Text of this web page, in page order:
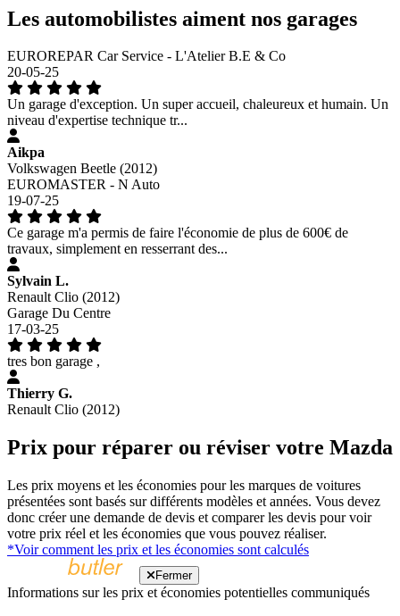
Les automobilistes aiment nos garages
EUROREPAR Car Service - L'Atelier B.E & Co
20-05-25
Un garage d'exception. Un super accueil, chaleureux et humain. Un
niveau d'expertise technique tr...
Aikpa
Volkswagen Beetle (2012)
EUROMASTER - N Auto
19-07-25
Ce garage m'a permis de faire l'économie de plus de 600€ de
travaux, simplement en resserrant des...
Sylvain L.
Renault Clio (2012)
Garage Du Centre
17-03-25
tres bon garage ,
Thierry G.
Renault Clio (2012)
Prix pour réparer ou réviser votre Mazda
Les prix moyens et les économies pour les marques de voitures
présentées sont basés sur différents modèles et années. Vous devez
donc créer une demande de devis et comparer les devis pour voir
votre prix réel et les économies que vous pouvez réaliser.
*Voir comment les prix et les économies sont calculés
Fermer
Informations sur les prix et économies potentielles communiqués